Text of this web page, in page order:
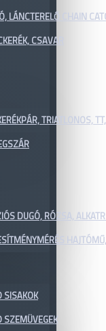
LÁNCTERELŐ CHAIN
CSAVAR
TRIATLONOS,
DUGÓ, RÓZSA,
SISAKOK